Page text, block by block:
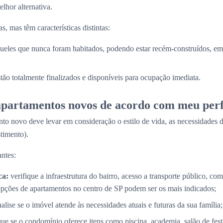
alternativa.
mas têm características distintas:
que nunca foram habitados, podendo estar recém-construídos,
totalmente finalizados e disponíveis para ocupação imediata.
novos de acordo com meu
novo deve levar em consideração o estilo de vida, as necessidades
verifique a infraestrutura do bairro, acesso a transporte público,
de apartamentos no centro de SP podem ser os mais indicados;
se o imóvel atende às necessidades atuais e futuras da sua família;
se o condomínio oferece itens como piscina, academia, salão de